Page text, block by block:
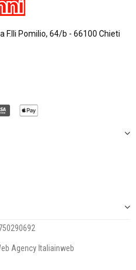
F.lli Pomilio, 64/b - 66100 Chieti
Agency Italiainweb